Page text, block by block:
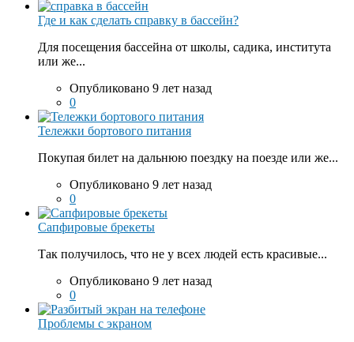
Где и как сделать справку в бассейн?
Для посещения бассейна от школы, садика, института
или же...
Опубликовано 9 лет назад
0
Тележки бортового питания
Покупая билет на дальнюю поездку на поезде или же...
Опубликовано 9 лет назад
0
Сапфировые брекеты
Так получилось, что не у всех людей есть красивые...
Опубликовано 9 лет назад
0
Проблемы с экраном